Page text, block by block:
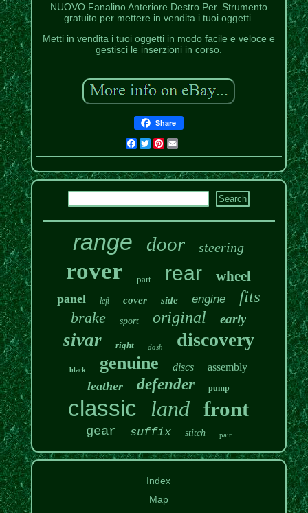
NUOVO Fanalino Anteriore Destro Per. Strumento
gratuito per mettere in vendita i tuoi oggetti.
Metti in vendita i tuoi oggetti in modo facile e veloce e
gestisci le inserzioni in corso.
Share
Facebook
TwitterPinterest
range door steering
rover part rear wheel
panel left cover side engine fits
brake sport original early
sivar right dash discovery
black genuine discs assembly
leather defender pump
classic land front
gear suffix stitch pair
Index
Map